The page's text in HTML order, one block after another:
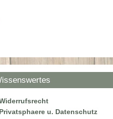
Privatsphaere u. Datenschutz